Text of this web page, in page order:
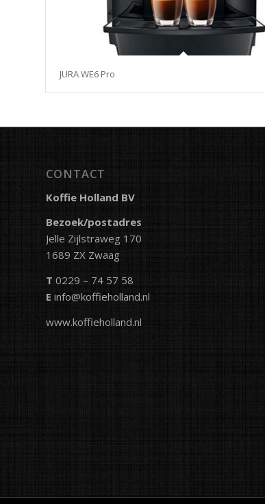
JURA WE6 Pro
CONTACT
Koffie Holland BV
Bezoek/postadres
Jelle Zijlstraweg 170
1689 ZX Zwaag
T 0229 – 74 57 58
E info@koffieholland.nl
www.koffieholland.nl